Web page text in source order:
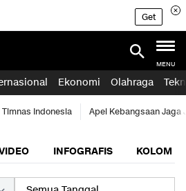
Get
MENU
Ekonomi Olahraga
Timnas Indonesia Apel Kebangsaan Jaga
INFOGRAFIS KOLOM